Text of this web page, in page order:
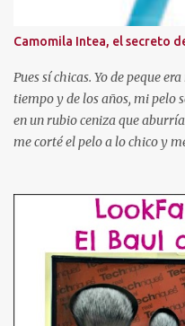
comentario en este post con
plantilla): 1. Nombre de
3. Ciudad de residencia. 4.
o No, link a vuestro blog y
Camomila Intea, el secreto
Pues sí chicas. Yo de peque
tiempo y de los años, mi pelo
en un rubio ceniza que
me corté el pelo a lo chico y
rosa, verde, etc). Tuve el
marrón chocolate, con
oscuras, con las puntas más
experimentar y jugar con mi
y dejarlo de "su color". Pero
color de pelo es SOSO, así